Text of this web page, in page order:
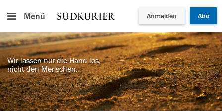
Menü Anmelden Abo
Wir lassen nur die Hand los,
nicht den Menschen.